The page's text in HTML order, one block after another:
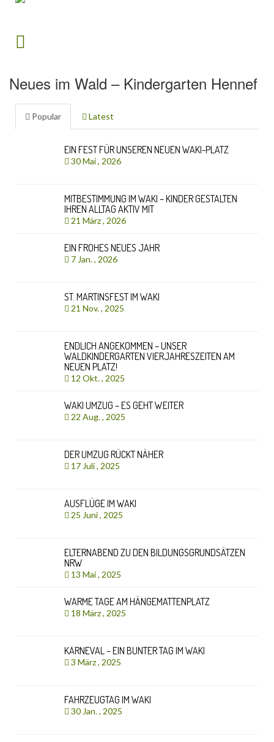
Neues im Wald – Kindergarten Hennef
Popular Latest
EIN FEST FÜR UNSEREN NEUEN WAKI-PLATZ
30 Mai , 2026
MITBESTIMMUNG IM WAKI – KINDER GESTALTEN
IHREN ALLTAG AKTIV MIT
21 März , 2026
EIN FROHES NEUES JAHR
7 Jan. , 2026
ST. MARTINSFEST IM WAKI
21 Nov. , 2025
ENDLICH ANGEKOMMEN – UNSER
WALDKINDERGARTEN VIERJAHRESZEITEN AM
NEUEN PLATZ!
12 Okt. , 2025
WAKI UMZUG – ES GEHT WEITER
22 Aug. , 2025
DER UMZUG RÜCKT NÄHER
17 Juli , 2025
AUSFLÜGE IM WAKI
25 Juni , 2025
ELTERNABEND ZU DEN BILDUNGSGRUNDSÄTZEN
NRW
13 Mai , 2025
WARME TAGE AM HÄNGEMATTENPLATZ
18 März , 2025
KARNEVAL – EIN BUNTER TAG IM WAKI
3 März , 2025
FAHRZEUGTAG IM WAKI
30 Jan. , 2025